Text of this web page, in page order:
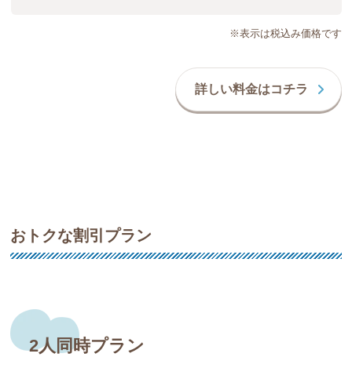
※表示は税込み価格です
詳しい料金はコチラ
おトクな割引プラン
2人同時プラン